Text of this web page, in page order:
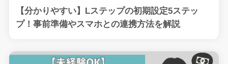
【分かりやすい】Lステップの初期設定5ステッ
プ！事前準備やスマホとの連携方法を解説